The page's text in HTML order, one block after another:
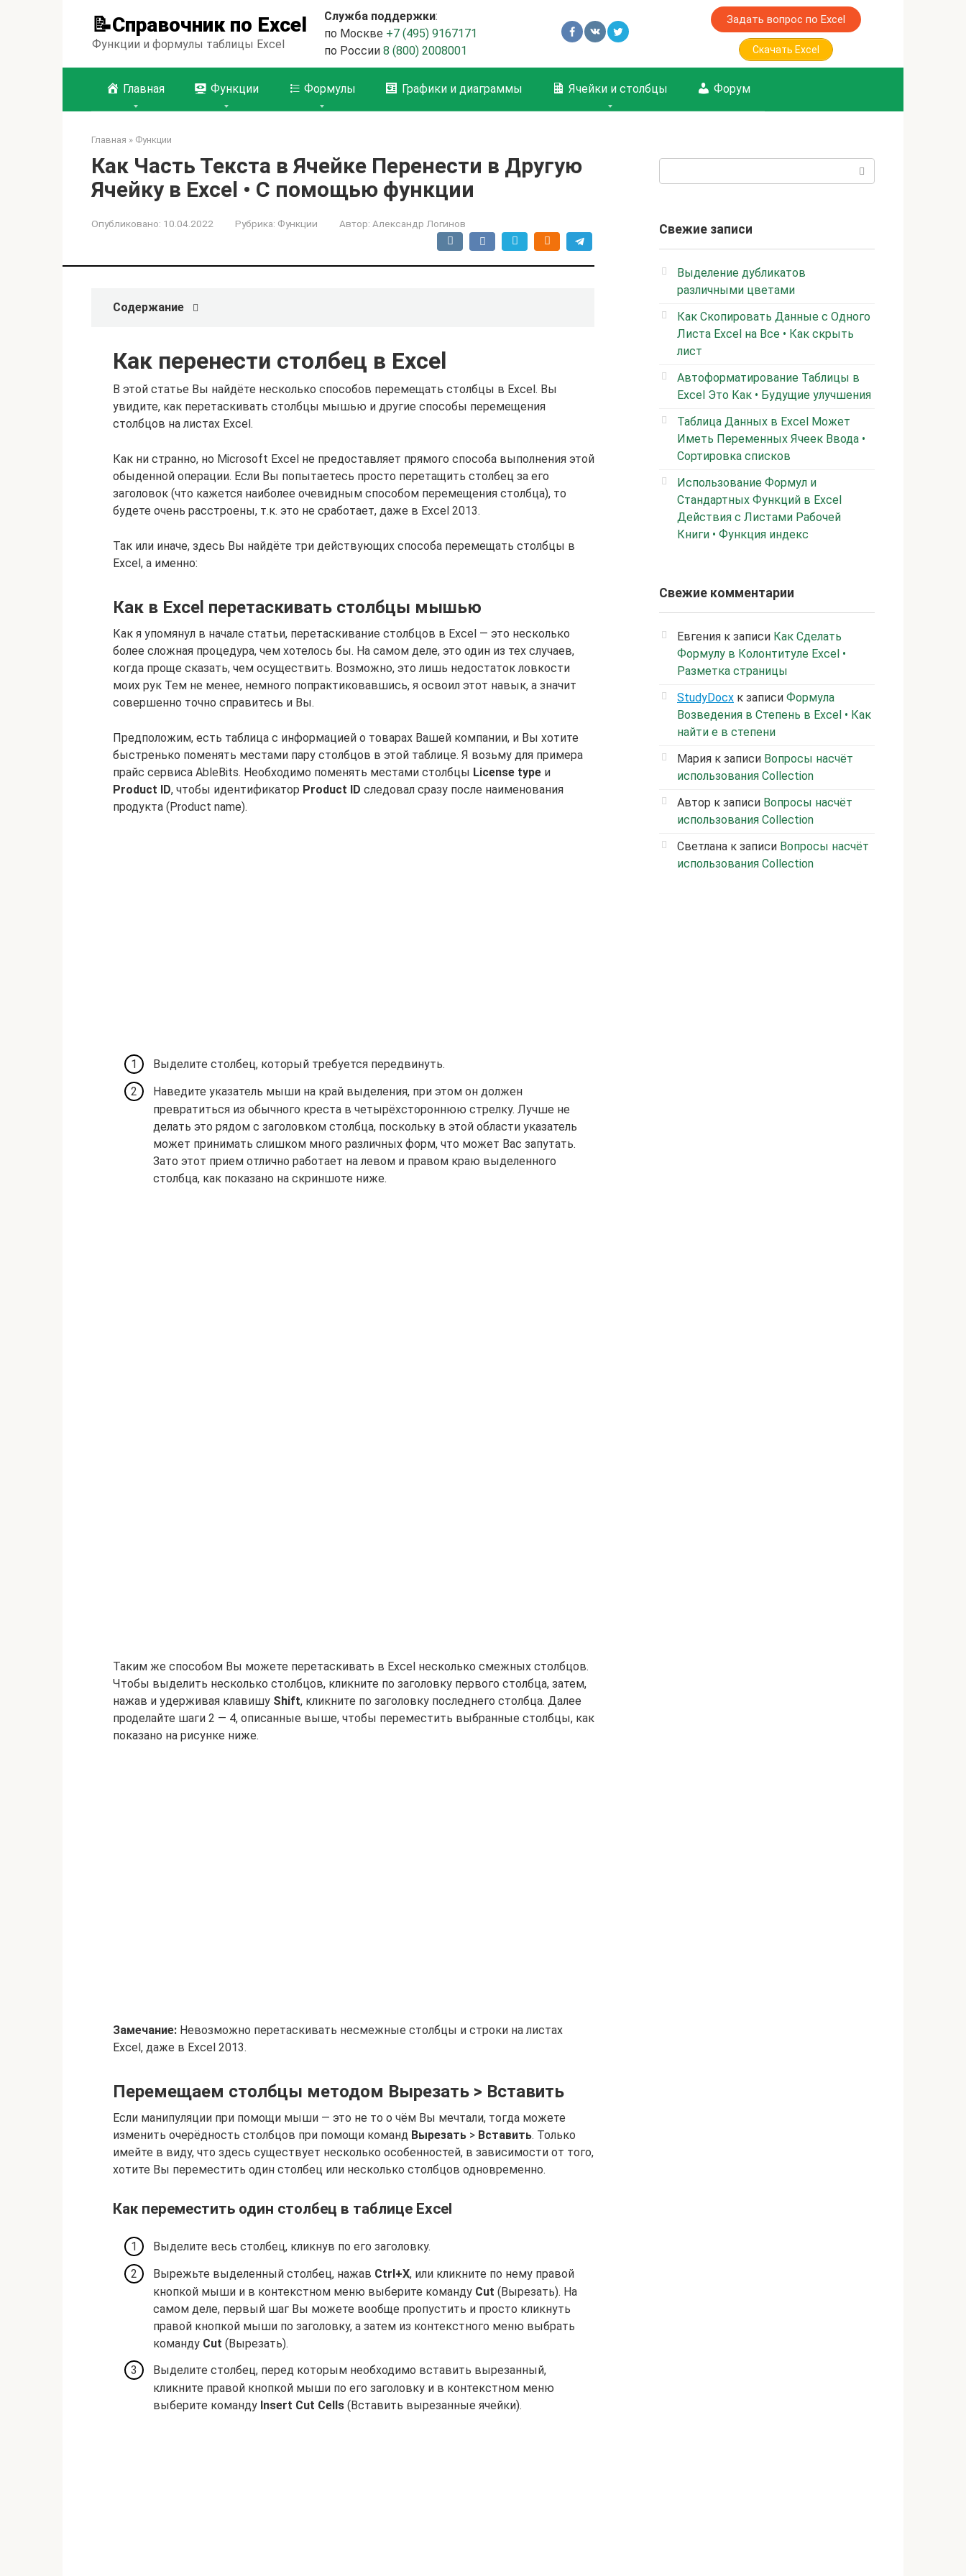
📝Справочник по Excel
Функции и формулы таблицы Excel
Служба поддержки:
по Москве +7 (495) 9167171
по России 8 (800) 2008001
Задать вопрос по Excel
Скачать Excel
Главная Функции Формулы Графики и диаграммы Ячейки и столбцы Форум
Главная » Функции
Как Часть Текста в Ячейке Перенести в Другую
Ячейку в Excel • С помощью функции
Опубликовано: 10.04.2022 Рубрика: Функции Автор: Александр Логинов
Содержание
Как перенести столбец в Excel
В этой статье Вы найдёте несколько способов перемещать столбцы в Excel. Вы
увидите, как перетаскивать столбцы мышью и другие способы перемещения
столбцов на листах Excel.
Как ни странно, но Microsoft Excel не предоставляет прямого способа выполнения этой
обыденной операции. Если Вы попытаетесь просто перетащить столбец за его
заголовок (что кажется наиболее очевидным способом перемещения столбца), то
будете очень расстроены, т.к. это не сработает, даже в Excel 2013.
Так или иначе, здесь Вы найдёте три действующих способа перемещать столбцы в
Excel, а именно:
Как в Excel перетаскивать столбцы мышью
Как я упомянул в начале статьи, перетаскивание столбцов в Excel — это несколько
более сложная процедура, чем хотелось бы. На самом деле, это один из тех случаев,
когда проще сказать, чем осуществить. Возможно, это лишь недостаток ловкости
моих рук Тем не менее, немного попрактиковавшись, я освоил этот навык, а значит
совершенно точно справитесь и Вы.
Предположим, есть таблица с информацией о товарах Вашей компании, и Вы хотите
быстренько поменять местами пару столбцов в этой таблице. Я возьму для примера
прайс сервиса AbleBits. Необходимо поменять местами столбцы License type и
Product ID, чтобы идентификатор Product ID следовал сразу после наименования
продукта (Product name).
Выделите столбец, который требуется передвинуть.
Наведите указатель мыши на край выделения, при этом он должен
превратиться из обычного креста в четырёхстороннюю стрелку. Лучше не
делать это рядом с заголовком столбца, поскольку в этой области указатель
может принимать слишком много различных форм, что может Вас запутать.
Зато этот прием отлично работает на левом и правом краю выделенного
столбца, как показано на скриншоте ниже.
Таким же способом Вы можете перетаскивать в Excel несколько смежных столбцов.
Чтобы выделить несколько столбцов, кликните по заголовку первого столбца, затем,
нажав и удерживая клавишу Shift, кликните по заголовку последнего столбца. Далее
проделайте шаги 2 — 4, описанные выше, чтобы переместить выбранные столбцы, как
показано на рисунке ниже.
Замечание: Невозможно перетаскивать несмежные столбцы и строки на листах
Excel, даже в Excel 2013.
Перемещаем столбцы методом Вырезать > Вставить
Если манипуляции при помощи мыши — это не то о чём Вы мечтали, тогда можете
изменить очерёдность столбцов при помощи команд Вырезать > Вставить. Только
имейте в виду, что здесь существует несколько особенностей, в зависимости от того,
хотите Вы переместить один столбец или несколько столбцов одновременно.
Как переместить один столбец в таблице Excel
Выделите весь столбец, кликнув по его заголовку.
Вырежьте выделенный столбец, нажав Ctrl+X, или кликните по нему правой
кнопкой мыши и в контекстном меню выберите команду Cut (Вырезать). На
самом деле, первый шаг Вы можете вообще пропустить и просто кликнуть
правой кнопкой мыши по заголовку, а затем из контекстного меню выбрать
команду Cut (Вырезать).
Выделите столбец, перед которым необходимо вставить вырезанный,
кликните правой кнопкой мыши по его заголовку и в контекстном меню
выберите команду Insert Cut Cells (Вставить вырезанные ячейки).
Свежие записи
Выделение дубликатов
различными цветами
Как Скопировать Данные с Одного
Листа Excel на Все • Как скрыть
лист
Автоформатирование Таблицы в
Excel Это Как • Будущие улучшения
Таблица Данных в Excel Может
Иметь Переменных Ячеек Ввода •
Сортировка списков
Использование Формул и
Стандартных Функций в Excel
Действия с Листами Рабочей
Книги • Функция индекс
Свежие комментарии
Евгения к записи Как Сделать
Формулу в Колонтитуле Excel •
Разметка страницы
StudyDocx к записи Формула
Возведения в Степень в Excel • Как
найти е в степени
Мария к записи Вопросы насчёт
использования Collection
Автор к записи Вопросы насчёт
использования Collection
Светлана к записи Вопросы насчёт
использования Collection